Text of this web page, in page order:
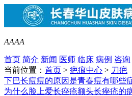
AAAA
首页 简介 新闻 医师 临床 病例 咨询
当前位置： 首页 > 疤痕中心 > 刀疤
下巴长痘痘的原因是青春痘有哪些
为什么脸上爱长痤疮额头长痤疮的